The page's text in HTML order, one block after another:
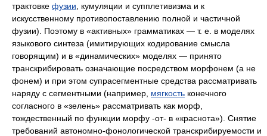
трактовке фузии , кумуляции и супплетивизма и к
искусственному противопоставлению полной и частичной
фузии). Поэтому в «активных» грамматиках — т. е. в моделях
языкового синтеза (имитирующих кодирование смысла
говорящим) и в «динамических» моделях — принято
транскрибировать означающие посредством морфонем (а не
фонем) и при этом супрасегментные средства рассматривать
наряду с сегментными (например, мягкость конечного
согласного в «зелень» рассматривать как морф,
тождественный по функции морфу ‑от- в «краснота»). Снятие
требований автономно-фонологической транскрибируемости и